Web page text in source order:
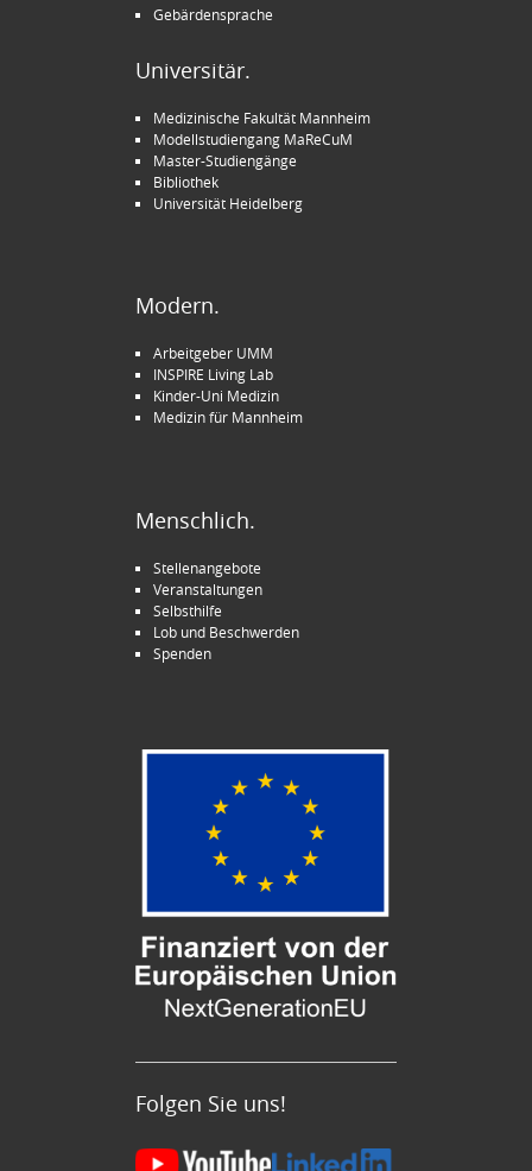
Gebärdensprache
Universitär.
Medizinische Fakultät Mannheim
Modellstudiengang MaReCuM
Master-Studiengänge
Bibliothek
Universität Heidelberg
Modern.
Arbeitgeber UMM
INSPIRE Living Lab
Kinder-Uni Medizin
Medizin für Mannheim
Menschlich.
Stellenangebote
Veranstaltungen
Selbsthilfe
Lob und Beschwerden
Spenden
Folgen Sie uns!